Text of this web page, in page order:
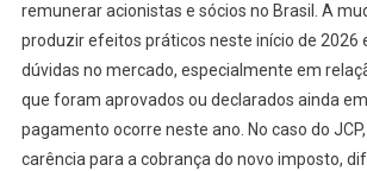
remunerar acionistas e sócios no Brasil. A
produzir efeitos práticos neste início de 2026
dúvidas no mercado, especialmente em
que foram aprovados ou declarados ainda
pagamento ocorre neste ano. No caso do
carência para a cobrança do novo imposto,